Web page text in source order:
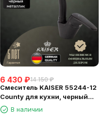
6 430 ₽14 150 ₽
Смеситель KAISER 55244-12
County для кухни, черный
металлик
В наличии